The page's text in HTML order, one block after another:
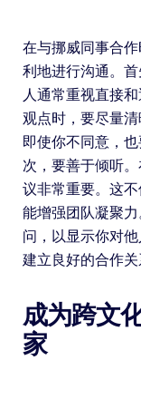
在与挪威同事合
利地进行沟通。
人通常重视直接
观点时，要尽量
即使你不同意，
次，要善于倾听
议非常重要。这
能增强团队凝聚
问，以显示你对
建立良好的合作关
成为跨文
家